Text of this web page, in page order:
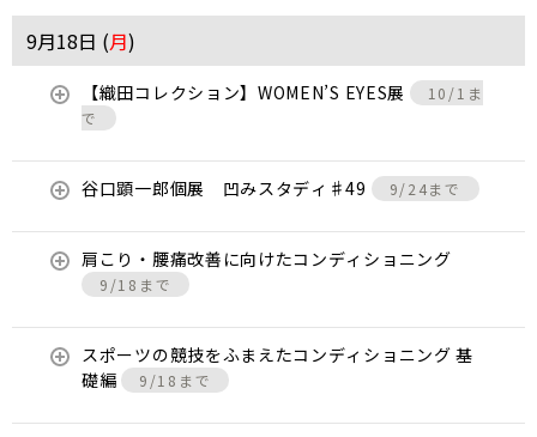
9月18日 (月)
【織田コレクション】WOMEN’S EYES展
10/1ま
で
谷口顕一郎個展 凹みスタディ♯49 9/24まで
肩こり・腰痛改善に向けたコンディショニング
9/18まで
スポーツの競技をふまえたコンディショニング 基
礎編
9/18まで